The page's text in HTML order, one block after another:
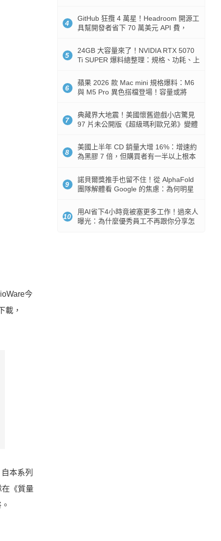
今
載，
本系列
《質量
4
GitHub 狂攬 4 萬星！Headroom 開源工
具幫開發者省下 70 萬美元 API 費，
5
24GB 大容量來了！NVIDIA RTX 5070
Ti SUPER 爆料總整理：規格、功耗、上
6
蘋果 2026 款 Mac mini 規格爆料：M6
與 M5 Pro 異色搭檔登場！容量或將
7
典藏界大地震！美國懷舊遊戲小店驚見
97 片未公開版《超級瑪利歐兄弟》變體
8
美國上半年 CD 銷量大增 16%：增速約
為黑膠 7 倍，但購買者有一半以上根本
9
諾貝爾獎推手也留不住！從 AlphaFold
團隊解體看 Google 的焦慮：為何明星
10
用AI省下4小時竟被塞更多工作！過來人
曝光：為什麼優秀員工不再跟你分享怎